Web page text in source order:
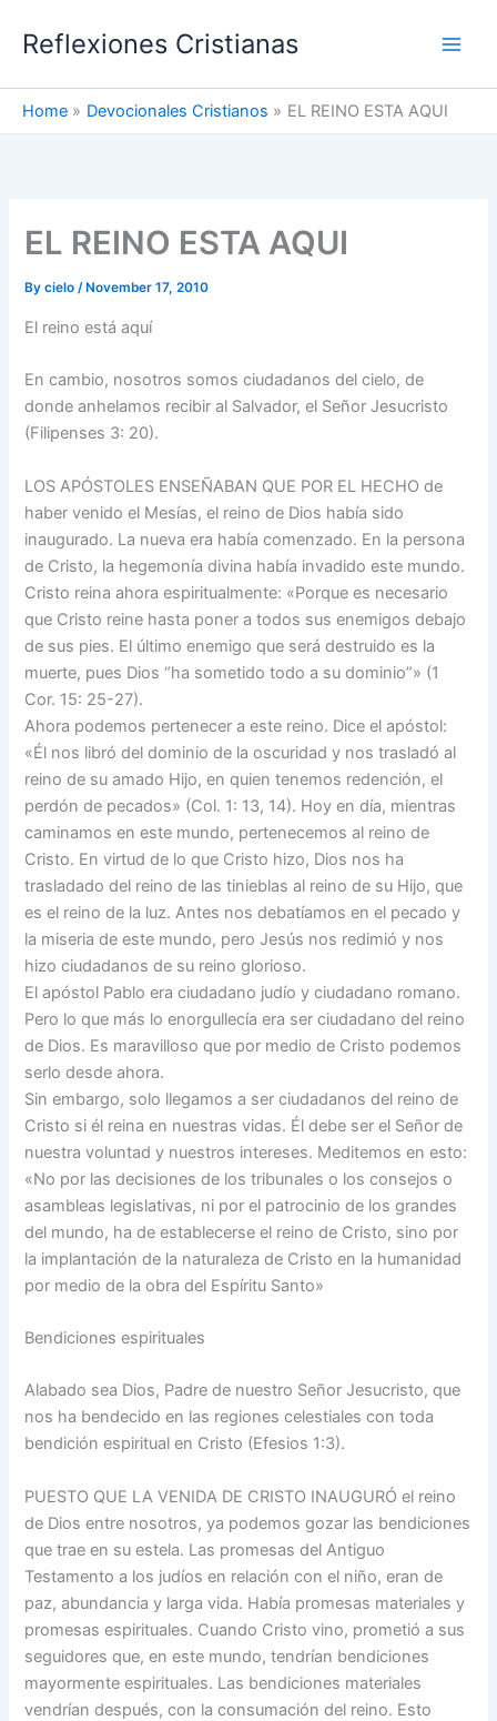
Reflexiones Cristianas
Home Devocionales Cristianos EL REINO ESTA AQUI
EL REINO ESTA AQUI
Bycielo/ November 17, 2010
El reino está aquí
En cambio, nosotros somos ciudadanos del cielo, de
donde anhelamos recibir al Salvador, el Señor Jesucristo
(Filipenses 3: 20).
LOS APÓSTOLES ENSEÑABAN QUE POR EL HECHO de
haber venido el Mesías, el reino de Dios había sido
inaugurado. La nueva era había comenzado. En la persona
de Cristo, la hegemonía divina había invadido este mundo.
Cristo reina ahora espiritualmente: «Porque es necesario
que Cristo reine hasta poner a todos sus enemigos debajo
de sus pies. El último enemigo que será destruido es la
muerte, pues Dios “ha sometido todo a su dominio”» (1
Cor. 15: 25-27).
Ahora podemos pertenecer a este reino. Dice el apóstol:
«Él nos libró del dominio de la oscuridad y nos trasladó al
reino de su amado Hijo, en quien tenemos redención, el
perdón de pecados» (Col. 1: 13, 14). Hoy en día, mientras
caminamos en este mundo, pertenecemos al reino de
Cristo. En virtud de lo que Cristo hizo, Dios nos ha
trasladado del reino de las tinieblas al reino de su Hijo, que
es el reino de la luz. Antes nos debatíamos en el pecado y
la miseria de este mundo, pero Jesús nos redimió y nos
hizo ciudadanos de su reino glorioso.
El apóstol Pablo era ciudadano judío y ciudadano romano.
Pero lo que más lo enorgullecía era ser ciudadano del reino
de Dios. Es maravilloso que por medio de Cristo podemos
serlo desde ahora.
Sin embargo, solo llegamos a ser ciudadanos del reino de
Cristo si él reina en nuestras vidas. Él debe ser el Señor de
nuestra voluntad y nuestros intereses. Meditemos en esto:
«No por las decisiones de los tribunales o los consejos o
asambleas legislativas, ni por el patrocinio de los grandes
del mundo, ha de establecerse el reino de Cristo, sino por
la implantación de la naturaleza de Cristo en la humanidad
por medio de la obra del Espíritu Santo»
Bendiciones espirituales
Alabado sea Dios, Padre de nuestro Señor Jesucristo, que
nos ha bendecido en las regiones celestiales con toda
bendición espiritual en Cristo (Efesios 1:3).
PUESTO QUE LA VENIDA DE CRISTO INAUGURÓ el reino
de Dios entre nosotros, ya podemos gozar las bendiciones
que trae en su estela. Las promesas del Antiguo
Testamento a los judíos en relación con el niño, eran de
paz, abundancia y larga vida. Había promesas materiales y
promesas espirituales. Cuando Cristo vino, prometió a sus
seguidores que, en este mundo, tendrían bendiciones
mayormente espirituales. Las bendiciones materiales
vendrían después, con la consumación del reino. Esto